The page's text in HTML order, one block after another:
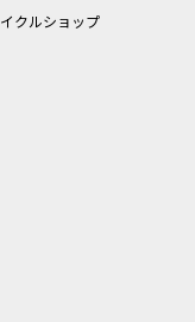
クルショップ